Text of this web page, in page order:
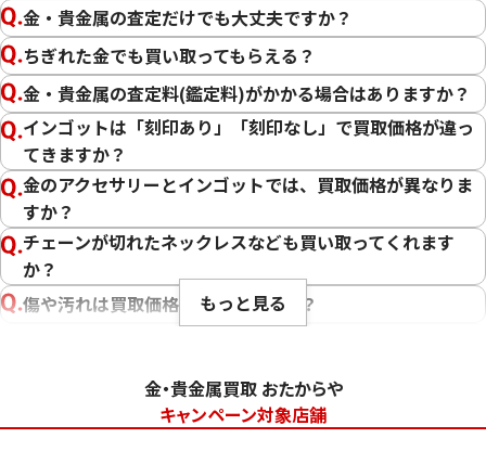
金・貴金属の査定だけでも大丈夫ですか？
ちぎれた金でも買い取ってもらえる？
金・貴金属の査定料(鑑定料)がかかる場合はありますか？
インゴットは「刻印あり」「刻印なし」で買取価格が違っ
てきますか？
金のアクセサリーとインゴットでは、買取価格が異なりま
すか？
チェーンが切れたネックレスなども買い取ってくれます
か？
傷や汚れは買取価格に影響しますか？
大判・小判、外国金貨、古銭やコインなども買取してもら
「金・貴金属の査定」にはどれくらい時間がかかります
もっと見る
金・貴金属買取 おたからや
キャンペーン対象店舗